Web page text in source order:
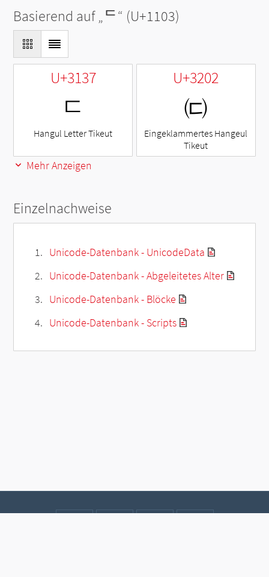
Basierend auf „ᄃ“ (U+1103)
U+3137
ㄷ
Hangul Letter Tikeut
U+3202
㈂
Eingeklammertes Hangeul
Tikeut
Mehr Anzeigen
Einzelnachweise
Unicode-Datenbank - UnicodeData
Unicode-Datenbank - Abgeleitetes Alter
Unicode-Datenbank - Blöcke
Unicode-Datenbank - Scripts